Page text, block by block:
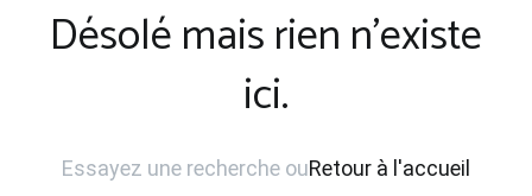
Désolé mais rien n'existe
ici.
Essayez une recherche ouRetour à l'accueil